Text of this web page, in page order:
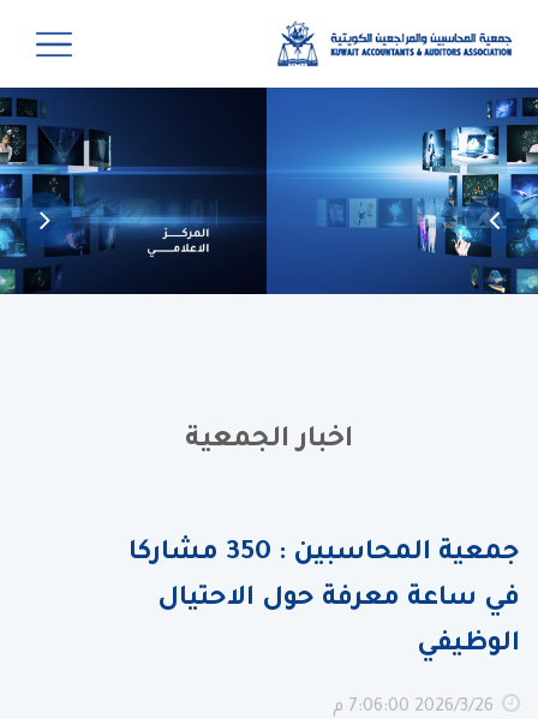
اخبار الجمعية
جمعية المحاسبين : 350 مشاركا
في ساعة معرفة حول الاحتيال
الوظيفي
26‏‏/3‏‏/2026 7:06:00 م